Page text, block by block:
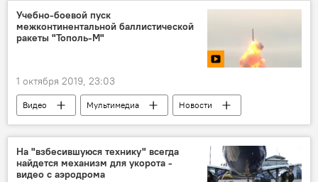
Учебно-боевой пуск
межконтинентальной баллистической
ракеты "Тополь-М"
1 октября 2019, 23:03
Видео Мультимедиа Новости
На "взбесившуюся технику" всегда
найдется механизм для укорота -
видео с аэродрома